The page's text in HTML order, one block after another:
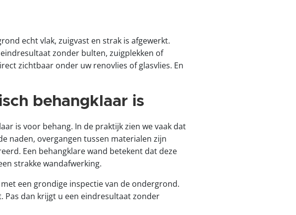
echt vlak, zuigvast en strak is afgewerkt.
zonder bulten, zuigplekken of
zichtbaar onder uw renovlies of glasvlies. En
behangklaar is
is voor behang. In de praktijk zien we vaak dat
naden, overgangen tussen materialen zijn
Een behangklare wand betekent dat deze
strakke wandafwerking.
een grondige inspectie van de ondergrond.
dan krijgt u een eindresultaat zonder